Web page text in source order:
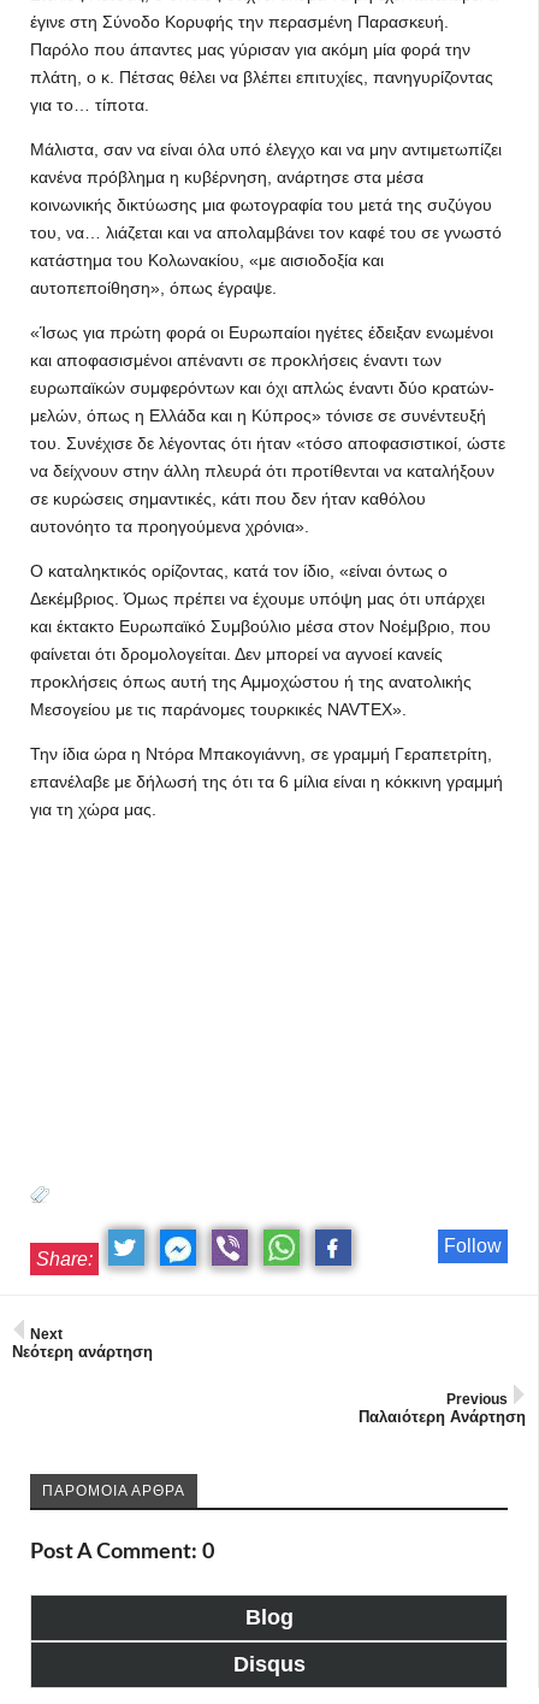
έγινε στη Σύνοδο Κορυφής την περασμένη Παρασκευή.
Παρόλο που άπαντες μας γύρισαν για ακόμη μία φορά την
πλάτη, ο κ. Πέτσας θέλει να βλέπει επιτυχίες, πανηγυρίζοντας
για το… τίποτα.
Μάλιστα, σαν να είναι όλα υπό έλεγχο και να μην αντιμετωπίζει
κανένα πρόβλημα η κυβέρνηση, ανάρτησε στα μέσα
κοινωνικής δικτύωσης μια φωτογραφία του μετά της συζύγου
του, να… λιάζεται και να απολαμβάνει τον καφέ του σε γνωστό
κατάστημα του Κολωνακίου, «με αισιοδοξία και
αυτοπεποίθηση», όπως έγραψε.
«Ίσως για πρώτη φορά οι Ευρωπαίοι ηγέτες έδειξαν ενωμένοι
και αποφασισμένοι απέναντι σε προκλήσεις έναντι των
ευρωπαϊκών συμφερόντων και όχι απλώς έναντι δύο κρατών-
μελών, όπως η Ελλάδα και η Κύπρος» τόνισε σε συνέντευξή
του. Συνέχισε δε λέγοντας ότι ήταν «τόσο αποφασιστικοί, ώστε
να δείχνουν στην άλλη πλευρά ότι προτίθενται να καταλήξουν
σε κυρώσεις σημαντικές, κάτι που δεν ήταν καθόλου
αυτονόητο τα προηγούμενα χρόνια».
Ο καταληκτικός ορίζοντας, κατά τον ίδιο, «είναι όντως ο
Δεκέμβριος. Όμως πρέπει να έχουμε υπόψη μας ότι υπάρχει
και έκτακτο Ευρωπαϊκό Συμβούλιο μέσα στον Νοέμβριο, που
φαίνεται ότι δρομολογείται. Δεν μπορεί να αγνοεί κανείς
προκλήσεις όπως αυτή της Αμμοχώστου ή της ανατολικής
Μεσογείου με τις παράνομες τουρκικές NAVTEX».
Την ίδια ώρα η Ντόρα Μπακογιάννη, σε γραμμή Γεραπετρίτη,
επανέλαβε με δήλωσή της ότι τα 6 μίλια είναι η κόκκινη γραμμή
για τη χώρα μας.
Follow
Share:
Next
Νεότερη ανάρτηση
Previous
Παλαιότερη Ανάρτηση
ΠΑΡΟΜΟΙΑ ΑΡΘΡΑ
Post A Comment: 0
Blog
Disqus